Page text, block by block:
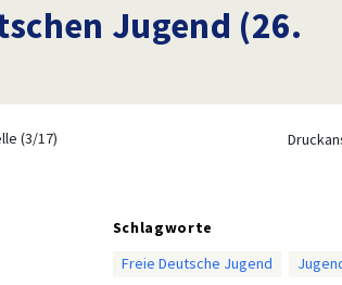
Jugend (26.
(3/17)
Schlagworte
Freie Deutsche Jugend